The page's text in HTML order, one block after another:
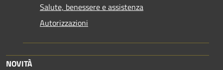
Salute, benessere e assistenza
Autorizzazioni
NOVITÀ